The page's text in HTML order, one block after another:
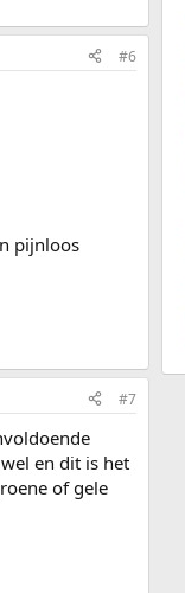
#6
pijnloos
#7
en dit is het
of gele